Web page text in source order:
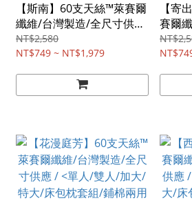
【斯南】60支天絲™萊賽爾
纖維/台灣製造/全尺寸供應
/ <單人/雙人/加大/特大/床
包枕套組/鋪棉兩用被>
NT$2,580
NT$749 ~ NT$1,979
【寄
賽爾
供應 /
大/床